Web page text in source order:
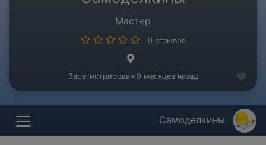
Мастер
0 отзывов
Зарегистрирован 9 месяцев назад
Самоделкины